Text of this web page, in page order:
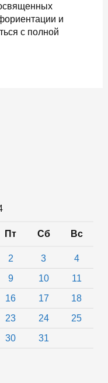
и
с полной
Пт Сб Вс
2 3
4
9 10
11
16 17
18
23 24
25
30 31